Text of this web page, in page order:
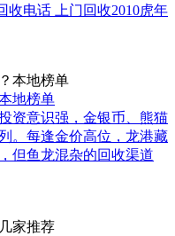
收电话 上门回收2010虎年
地榜单
资意识强，金银币、熊猫
。每逢金价高位，龙港藏
但鱼龙混杂的回收渠道